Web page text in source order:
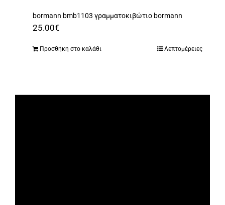
bormann bmb1103 γραμματοκιβώτιο bormann
25.00€
Προσθήκη στο καλάθι Λεπτομέρειες